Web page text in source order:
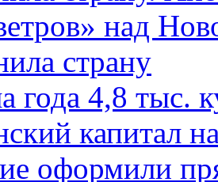
над
страну
года 4,8 тыс.
капитал
оформили